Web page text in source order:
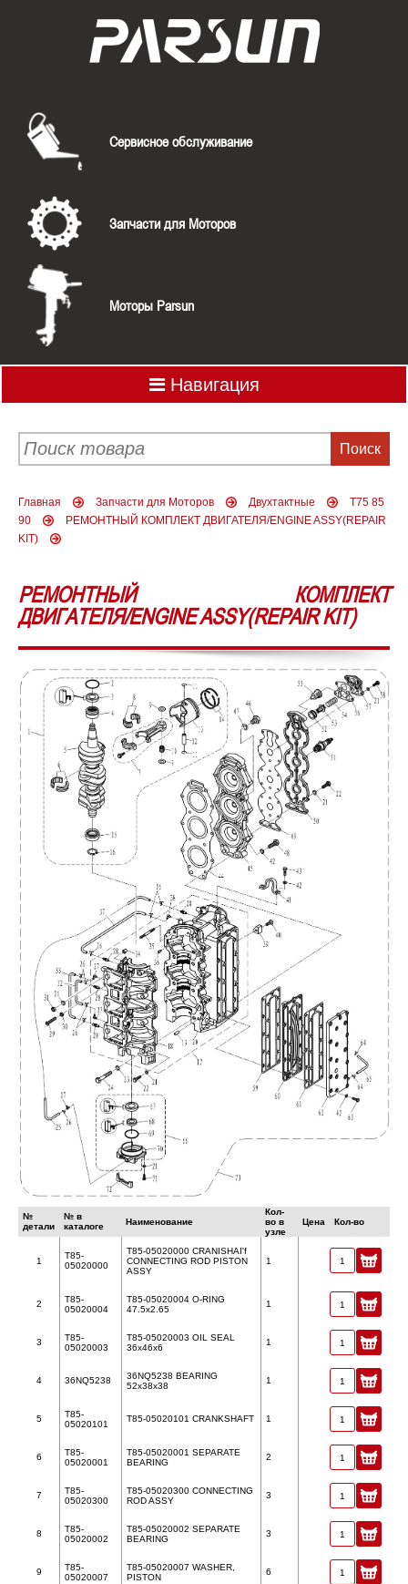
Сервисное обслуживание
Запчасти для Моторов
Моторы Parsun
Навигация
Главная Запчасти для Моторов Двухтактные
T75 85
90
РЕМОНТНЫЙ КОМПЛЕКТ ДВИГАТЕЛЯ/ENGINE ASSY(REPAIR
KIT)
РЕМОНТНЫЙ КОМПЛЕКТ
ДВИГАТЕЛЯ/ENGINE ASSY(REPAIR KIT)
№
детали
№ в
каталоге
Наименование
Кол-
во в
узле
Цена Кол-во
1
T85-
05020000
T85-05020000 CRANISHAI'f
CONNECTING ROD PISTON
ASSY
1
2
T85-
05020004
T85-05020004 O-RING
47.5x2.65
1
3
T85-
05020003
T85-05020003 OIL SEAL
36x46x6
1
4 36NQ5238
36NQ5238 BEARING
52x38x38
1
5
T85-
05020101
T85-05020101 CRANKSHAFT 1
6
T85-
05020001
T85-05020001 SEPARATE
BEARING
2
7
T85-
05020300
T85-05020300 CONNECTING
ROD ASSY
3
8
T85-
05020002
T85-05020002 SEPARATE
BEARING
3
9
T85-
05020007
T85-05020007 WASHER,
PISTON
6